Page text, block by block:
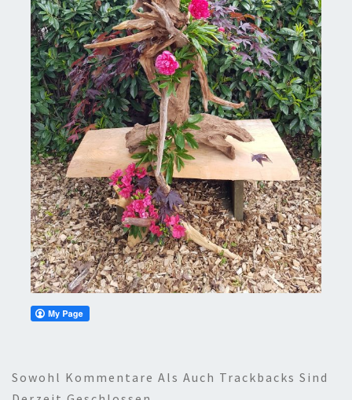
Sowohl Kommentare Als Auch Trackbacks Sind